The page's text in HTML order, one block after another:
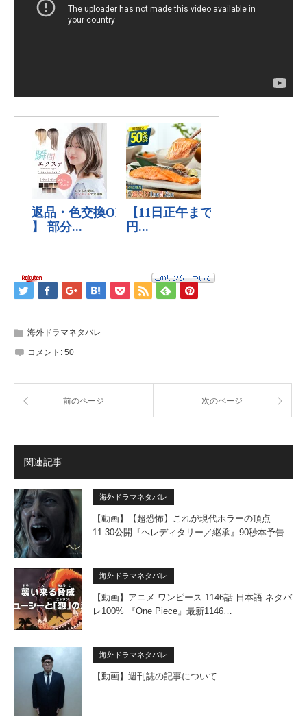
海外ドラマネタバレ
コメント: 50
前のページ 次のページ
関連記事
海外ドラマネタバレ
【動画】【超恐怖】これが現代ホラーの頂点
11.30公開『ヘレディタリー／継承』90秒本予告
海外ドラマネタバレ
【動画】アニメ ワンピース 1146話 日本語 ネタバ
レ100% 『One Piece』最新1146…
海外ドラマネタバレ
【動画】週刊誌の記事について